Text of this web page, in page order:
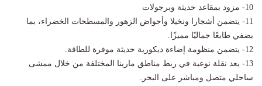
10- مزود بمقاعد حديثة وبرجولات
11- يتضمن أشجارا ونخيلا وأحواض الزهور والمسطحات الخضراء، بما
يضفي طابعًا جماليًا مميزًا.
12- يتضمن منظومة إضاءة ديكورية حديثة موفرة للطاقة.
13- يعد نقلة نوعية في ربط مناطق مارينا المختلفة من خلال ممشى
ساحلي متصل ومباشر على البحر.